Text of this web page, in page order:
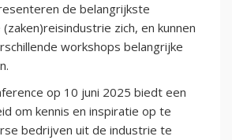
de belangrijkste
zich, en kunnen
workshops belangrijke
op 10 juni 2025 biedt een
om kennis en inspiratie op te
bedrijven uit de industrie te